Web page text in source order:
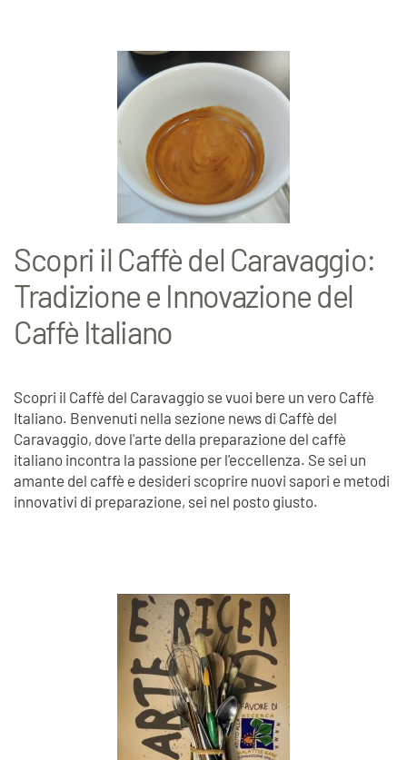
Scopri il Caffè del Caravaggio:
Tradizione e Innovazione del
Caffè Italiano
Scopri il Caffè del Caravaggio se vuoi bere un vero Caffè
Italiano. Benvenuti nella sezione news di Caffè del
Caravaggio, dove l'arte della preparazione del caffè
italiano incontra la passione per l'eccellenza. Se sei un
amante del caffè e desideri scoprire nuovi sapori e metodi
innovativi di preparazione, sei nel posto giusto.